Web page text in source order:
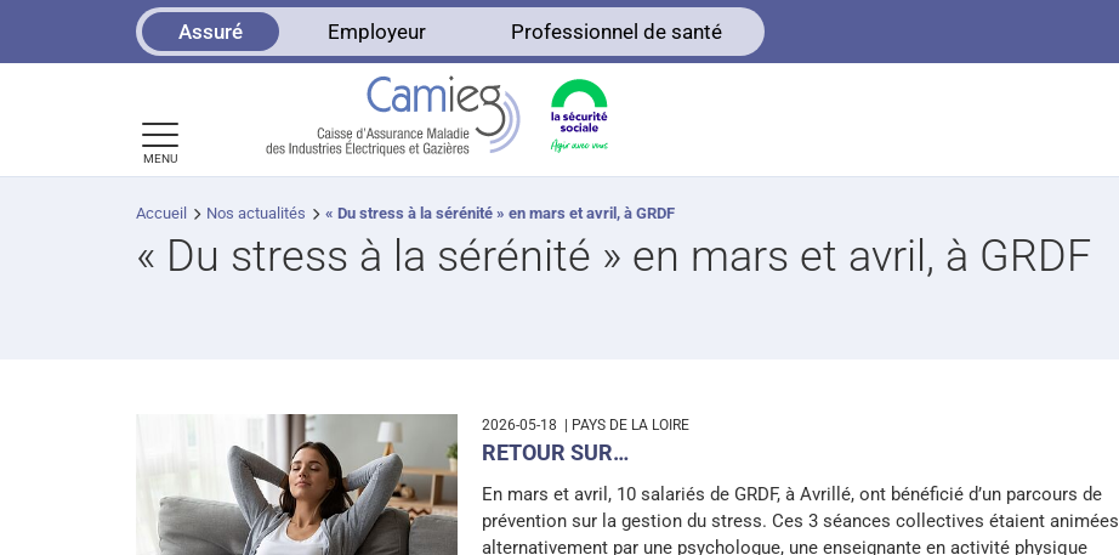
Panneau de gestion des cookies
Assuré Employeur Professionnel de santé
MENU
Accueil Nos actualités « Du stress à la sérénité » en mars et avril, à GRDF
« Du stress à la sérénité » en mars et avril, à GRDF
2026-05-18 | PAYS DE LA LOIRE
RETOUR SUR…
En mars et avril, 10 salariés de GRDF, à Avrillé, ont bénéficié d’un parcours de
prévention sur la gestion du stress. Ces 3 séances collectives étaient animées
alternativement par une psychologue, une enseignante en activité physique